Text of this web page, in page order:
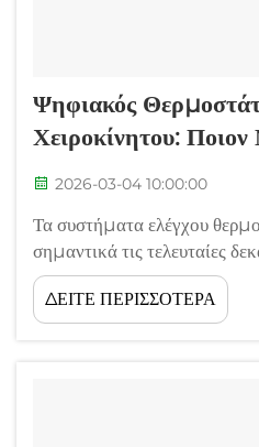
Ψηφιακός
Χειροκίνητου:
2026-03-04 10:00:00
Τα συστήματα ελέγχου
σημαντικά τις τελευταίες
κατοικιών και τις
σημαντική απόφαση
χειροκίνητων θερμοστατών
ΔΕΙΤΕ ΠΕΡΙΣΣΟΤΕΡΑ